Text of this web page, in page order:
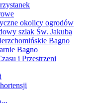
okolicy ogrodów
szlak Św. Jakuba
Bagno
Bagno
i Przestrzeni